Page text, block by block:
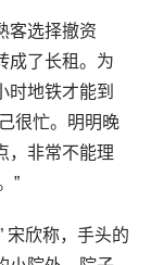
客选择撤资
成了长租。为
时地铁才能到
很忙。明明晚
，非常不能理
”
宋欣称，手头的